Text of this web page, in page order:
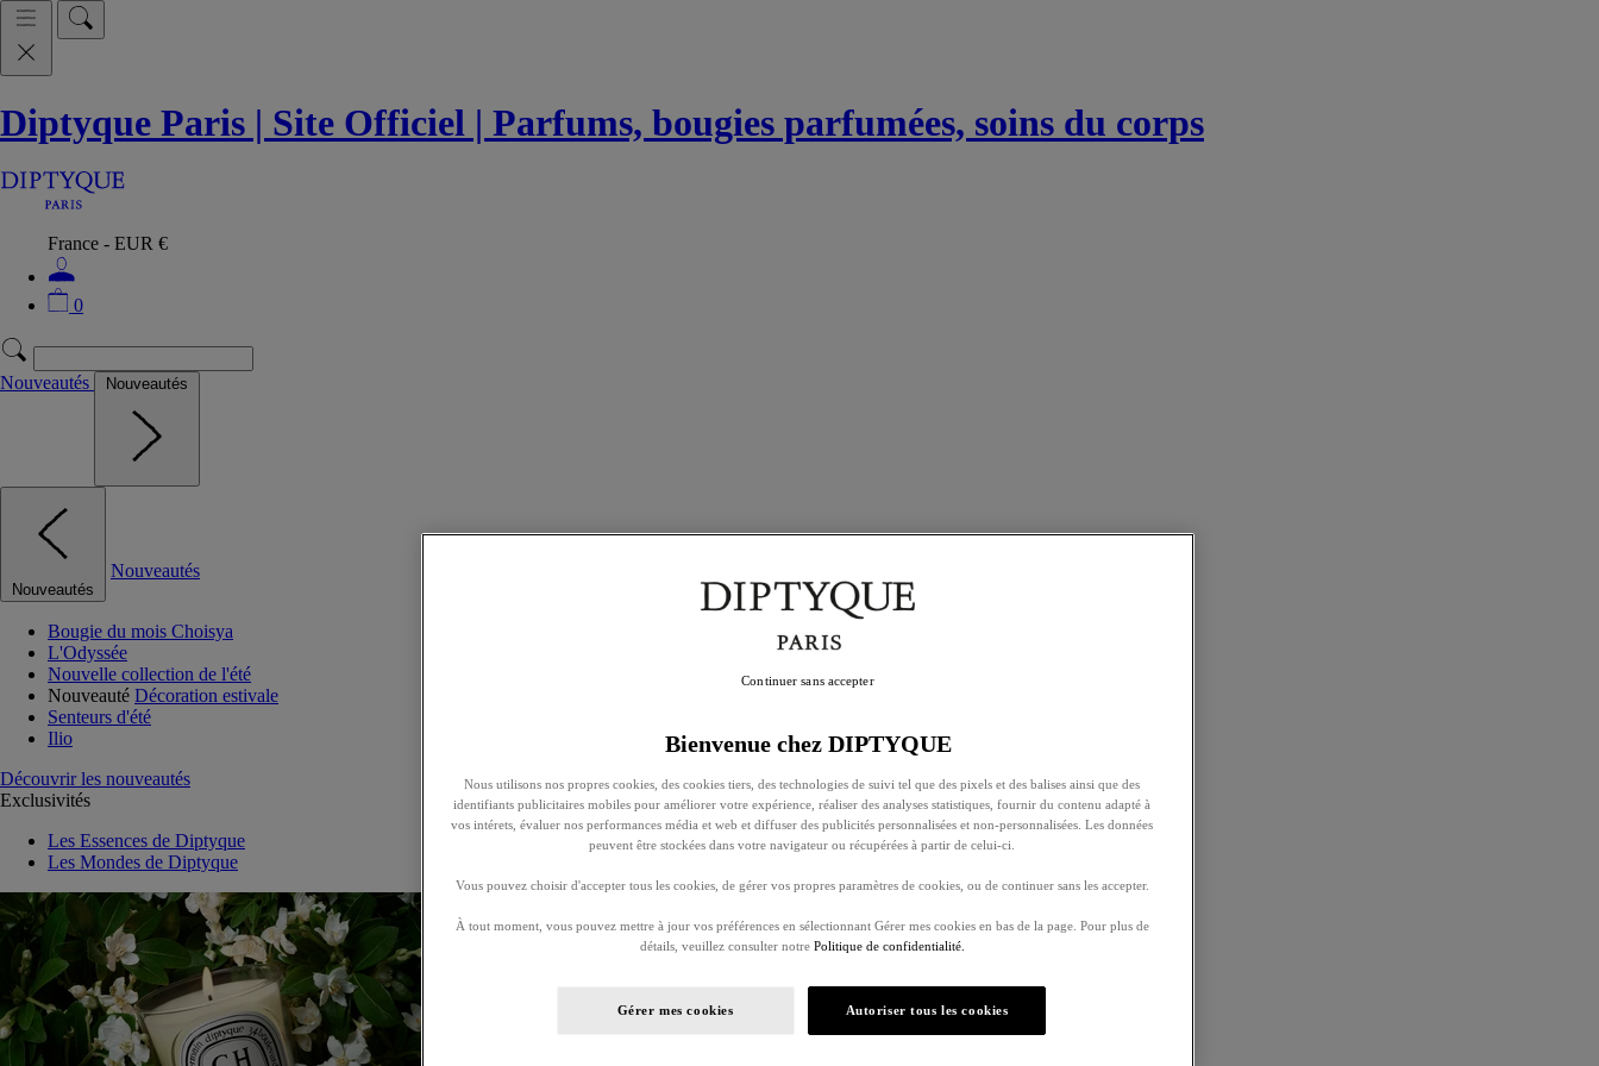
Diptyque Paris | Site Officiel | Parfums, bougies parfumées, soins du corps
France - EUR €
0
Nouveautés Nouveautés
Nouveautés
Nouveautés
Bougie du mois Choisya
L'Odyssée
Nouvelle collection de l'été
Nouveauté Décoration estivale
Senteurs d'été
Ilio
Découvrir les nouveautés
Exclusivités
Les Essences de Diptyque
Les Mondes de Diptyque
Bienvenue chez DIPTYQUE
Nous utilisons nos propres cookies, des cookies tiers, des technologies de suivi tel que des pixels et des balises ainsi que des
identifiants publicitaires mobiles pour améliorer votre expérience, réaliser des analyses statistiques, fournir du contenu adapté à
vos intérets, évaluer nos performances média et web et diffuser des publicités personnalisées et non-personnalisées. Les données
peuvent être stockées dans votre navigateur ou récupérées à partir de celui-ci.
Vous pouvez choisir d'accepter tous les cookies, de gérer vos propres paramètres de cookies, ou de continuer sans les accepter.
À tout moment, vous pouvez mettre à jour vos préférences en sélectionnant Gérer mes cookies en bas de la page. Pour plus de
détails, veuillez consulter notre Politique de confidentialité.
Gérer mes cookies Autoriser tous les cookies
Continuer sans accepter